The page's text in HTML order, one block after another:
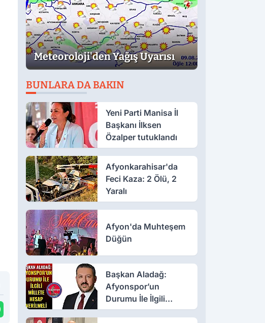
Meteoroloji'den Yağış Uyarısı
BUNLARA DA BAKIN
Yeni Parti Manisa İl
Başkanı İlksen
Özalper tutuklandı
Afyonkarahisar'da
Feci Kaza: 2 Ölü, 2
Yaralı
Afyon'da Muhteşem
Düğün
Başkan Aladağ:
Afyonspor’un
Durumu İle İlgili
Millete Hesap